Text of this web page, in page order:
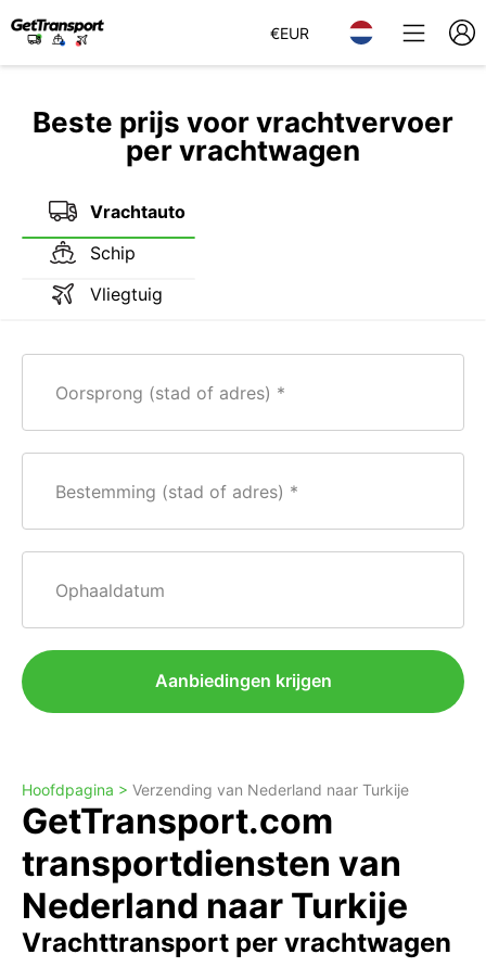
€EUR
Beste prijs voor vrachtvervoer
per vrachtwagen
Vrachtauto
Schip
Vliegtuig
Oorsprong (stad of adres)
Bestemming (stad of adres)
Ophaaldatum
Aanbiedingen krijgen
Hoofdpagina > Verzending van Nederland naar Turkije
GetTransport.com
transportdiensten van
Nederland naar Turkije
Vrachttransport per vrachtwagen